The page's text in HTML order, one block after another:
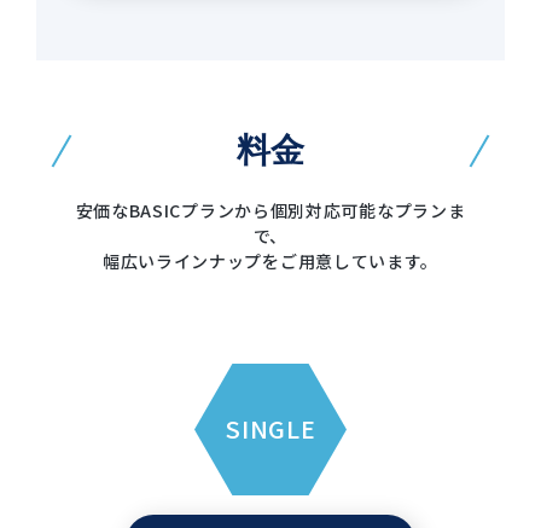
料金
安価なBASICプランから個別対応可能なプランま
で、
幅広いラインナップをご用意しています。
SINGLE